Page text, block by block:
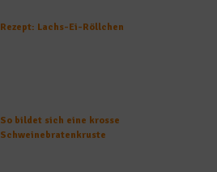
Rezept: Lachs-Ei-Röllchen
So bildet sich eine krosse
Schweinebratenkruste